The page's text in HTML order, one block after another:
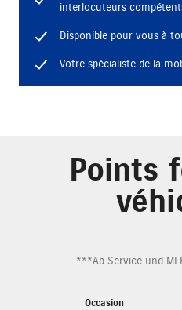
interlocuteurs
Disponible pour vous à
Votre spécialiste de la
Points
***Ab Service und
Occasion